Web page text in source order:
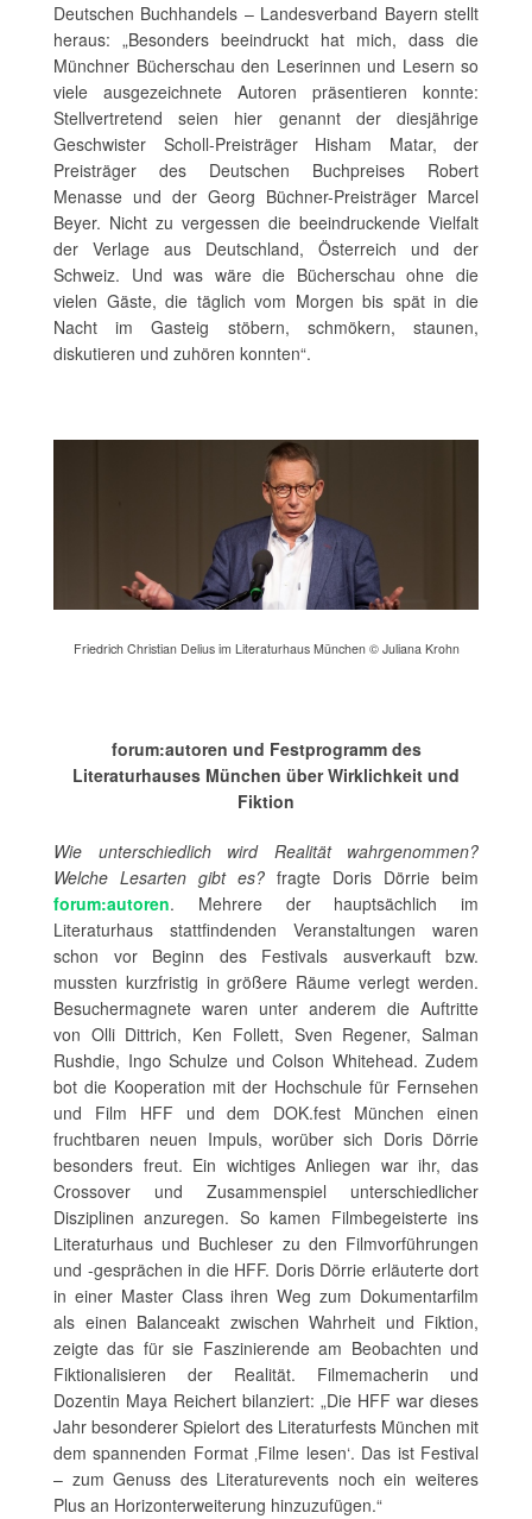
Deutschen Buchhandels – Landesverband Bayern stellt
heraus: „Besonders beeindruckt hat mich, dass die
Münchner Bücherschau den Leserinnen und Lesern so
viele ausgezeichnete Autoren präsentieren konnte:
Stellvertretend seien hier genannt der diesjährige
Geschwister Scholl-Preisträger Hisham Matar, der
Preisträger des Deutschen Buchpreises Robert
Menasse und der Georg Büchner-Preisträger Marcel
Beyer. Nicht zu vergessen die beeindruckende Vielfalt
der Verlage aus Deutschland, Österreich und der
Schweiz. Und was wäre die Bücherschau ohne die
vielen Gäste, die täglich vom Morgen bis spät in die
Nacht im Gasteig stöbern, schmökern, staunen,
diskutieren und zuhören konnten“.
Friedrich Christian Delius im Literaturhaus München © Juliana Krohn
forum:autoren und Festprogramm des
Literaturhauses München über Wirklichkeit und
Fiktion
Wie unterschiedlich wird Realität wahrgenommen?
Welche Lesarten gibt es? fragte Doris Dörrie beim
forum:autoren. Mehrere der hauptsächlich im
Literaturhaus stattfindenden Veranstaltungen waren
schon vor Beginn des Festivals ausverkauft bzw.
mussten kurzfristig in größere Räume verlegt werden.
Besuchermagnete waren unter anderem die Auftritte
von Olli Dittrich, Ken Follett, Sven Regener, Salman
Rushdie, Ingo Schulze und Colson Whitehead. Zudem
bot die Kooperation mit der Hochschule für Fernsehen
und Film HFF und dem DOK.fest München einen
fruchtbaren neuen Impuls, worüber sich Doris Dörrie
besonders freut. Ein wichtiges Anliegen war ihr, das
Crossover und Zusammenspiel unterschiedlicher
Disziplinen anzuregen. So kamen Filmbegeisterte ins
Literaturhaus und Buchleser zu den Filmvorführungen
und -gesprächen in die HFF. Doris Dörrie erläuterte dort
in einer Master Class ihren Weg zum Dokumentarfilm
als einen Balanceakt zwischen Wahrheit und Fiktion,
zeigte das für sie Faszinierende am Beobachten und
Fiktionalisieren der Realität. Filmemacherin und
Dozentin Maya Reichert bilanziert: „Die HFF war dieses
Jahr besonderer Spielort des Literaturfests München mit
dem spannenden Format ‚Filme lesen‘. Das ist Festival
– zum Genuss des Literaturevents noch ein weiteres
Plus an Horizonterweiterung hinzuzufügen.“